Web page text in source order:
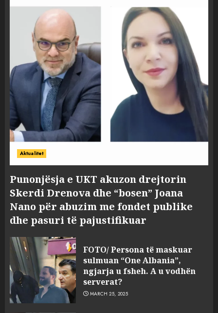
Aktualitet
Punonjësja e UKT akuzon drejtorin
Skerdi Drenova dhe “bosen” Joana
Nano për abuzim me fondet publike
dhe pasuri të pajustifikuar
FOTO/ Persona të maskuar
sulmuan “One Albania”,
ngjarja u fsheh. A u vodhën
serverat?
MARCH 25, 2025